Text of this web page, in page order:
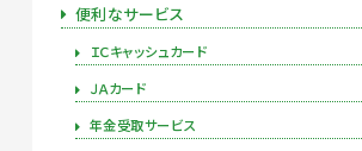
便利なサービス
ＩＣキャッシュカード
ＪＡカード
年金受取サービス